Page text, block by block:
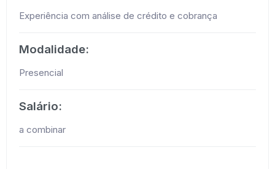
Experiência com análise de crédito e cobrança
Modalidade:
Presencial
Salário:
a combinar